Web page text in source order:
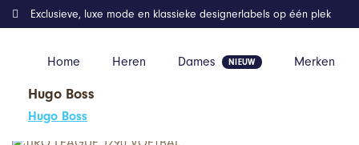
Home Heren Dames Merken
Exclusieve, luxe mode en klassieke designerlabels op één plek
Hugo Boss
Hugo Boss
Home Kleding